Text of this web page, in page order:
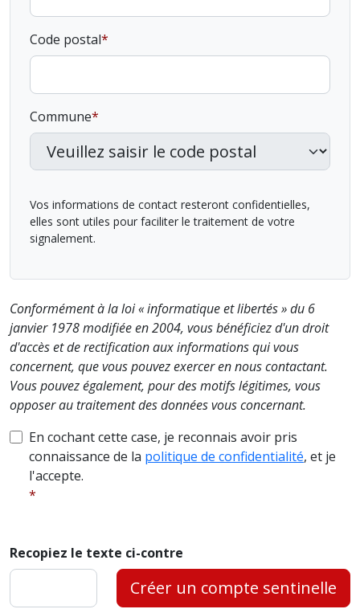
Code postal
Commune
Vos informations de contact resteront confidentielles,
elles sont utiles pour faciliter le traitement de votre
signalement.
Conformément à la loi « informatique et libertés » du 6
janvier 1978 modifiée en 2004, vous bénéficiez d'un droit
d'accès et de rectification aux informations qui vous
concernent, que vous pouvez exercer en nous contactant.
Vous pouvez également, pour des motifs légitimes, vous
opposer au traitement des données vous concernant.
En cochant cette case, je reconnais avoir pris
connaissance de la politique de confidentialité, et je
l'accepte.
Recopiez le texte ci-contre
Créer un compte sentinelle